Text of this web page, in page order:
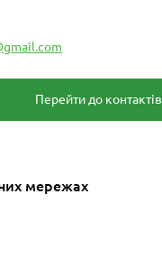
Перейти до контактів
мережах